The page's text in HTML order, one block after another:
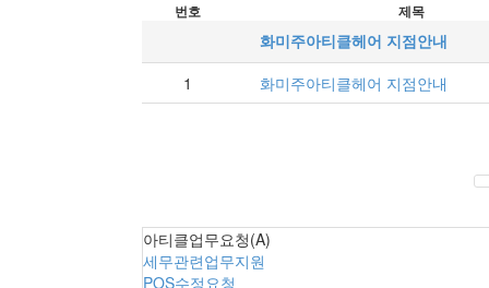
번호 제목
화미주아티클헤어 지점안내
1
화미주아티클헤어 지점안내
아티클업무요청(A)
세무관련업무지원
POS수정요청